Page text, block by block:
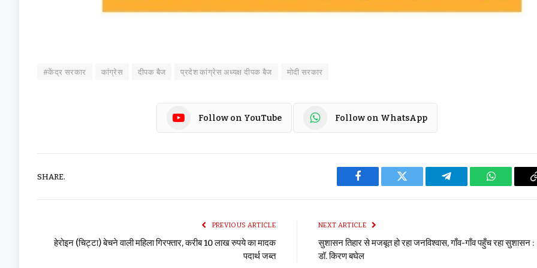
#केंद्र सरकार कांग्रेस दीपक बैज प्रदेश कांग्रेस अध्यक्ष दीपक बैज मोदी सरकार
Follow on YouTube Follow on WhatsApp
SHARE.
Facebook Twitter Telegram WhatsApp
PREVIOUS ARTICLE
हेरोइन (चिट्टा) बेचने वाली महिला गिरफ्तार, करीब 10 लाख रुपये का मादक
पदार्थ जब्त
NEXT ARTICLE
सुशासन तिहार से मजबूत हो रहा जनविश्वास, गाँव-गाँव पहुँच रहा सुशासन :
डॉ. किरण बघेल